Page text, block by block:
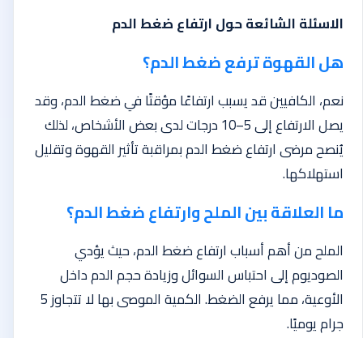
الاسئلة الشائعة حول ارتفاع ضغط الدم
هل القهوة ترفع ضغط الدم؟
نعم، الكافيين قد يسبب ارتفاعًا مؤقتًا في ضغط الدم، وقد
يصل الارتفاع إلى 5–10 درجات لدى بعض الأشخاص، لذلك
يُنصح مرضى ارتفاع ضغط الدم بمراقبة تأثير القهوة وتقليل
استهلاكها.
ما العلاقة بين الملح وارتفاع ضغط الدم؟
الملح من أهم أسباب ارتفاع ضغط الدم، حيث يؤدي
الصوديوم إلى احتباس السوائل وزيادة حجم الدم داخل
الأوعية، مما يرفع الضغط. الكمية الموصى بها لا تتجاوز 5
جرام يوميًا.